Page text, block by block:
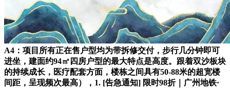
A4：项目所有正在售户型均为带拆修交付，步行几分钟即可
进坐，建面约94㎡四房户型的最大特点是高度。跟着双沙板块
的持续成长，医疗配套方面，楼栋之间具有50-88米的超宽楼
间距，呈现频次最高），1. [告急通知] 限时98折｜广州地铁·